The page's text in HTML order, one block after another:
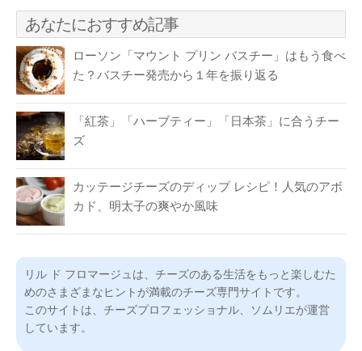
あなたにおすすめ記事
ローソン「マウント プリン バスチー」はもう食べ
た？バスチー発売から１年を振り返る
「紅茶」「ハーブティー」「日本茶」に合うチー
ズ
カッテージチーズのディップ レシピ！人気のアボ
カド、明太子の爽やか風味
リル ド フロマージュは、チーズのある生活をもっと楽しむた
めのさまざまなヒントが満載のチーズ専門サイトです。
このサイトは、チーズプロフェッショナル、ソムリエが運営
しています。